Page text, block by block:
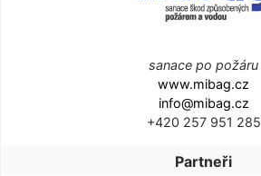
sanace po požáru
www.mibag.cz
info@mibag.cz
+420 257 951 285
Partneři